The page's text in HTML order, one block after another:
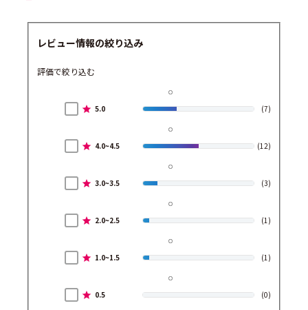
レビュー情報の絞り込み
評価で絞り込む
5.0 (7)
4.0~4.5 (12)
3.0~3.5 (3)
2.0~2.5 (1)
1.0~1.5 (1)
0.5 (0)